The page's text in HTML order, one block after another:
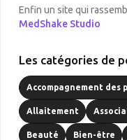
Enfin un site qui
MedShake Studio
Les catégories de
Accompagnement des
Allaitement
Beauté Bien-être